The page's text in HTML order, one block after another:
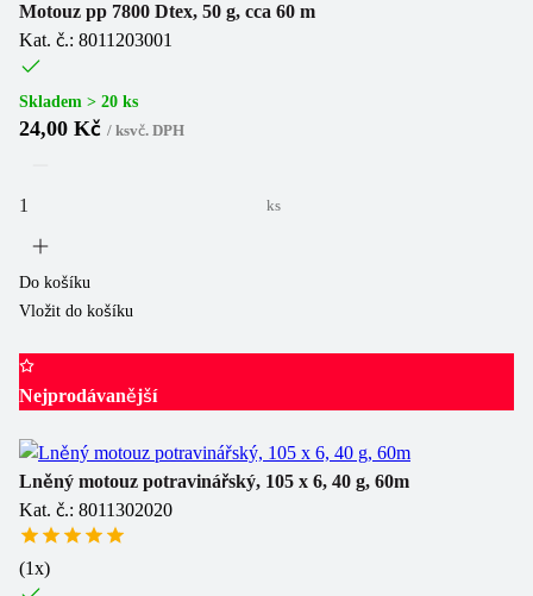
Motouz pp 7800 Dtex, 50 g, cca 60 m
Kat. č.: 8011203001
Skladem > 20 ks
24,00 Kč / ksvč. DPH
ks
Do košíku
Vložit do košíku
Nejprodávanější
Lněný motouz potravinářský, 105 x 6, 40 g, 60m
Kat. č.: 8011302020
(1x)